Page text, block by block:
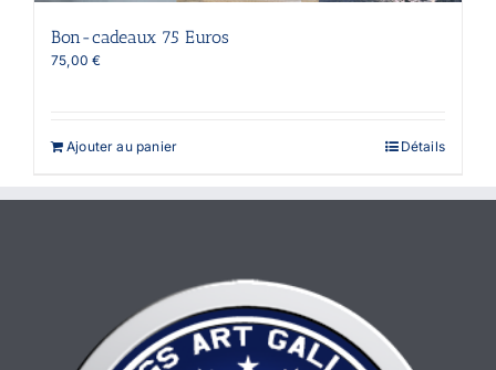
Bon-cadeaux 75 Euros
75,00€
Ajouter au panier Détails